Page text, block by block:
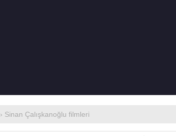
› Sinan Çalışkanoğlu filmleri